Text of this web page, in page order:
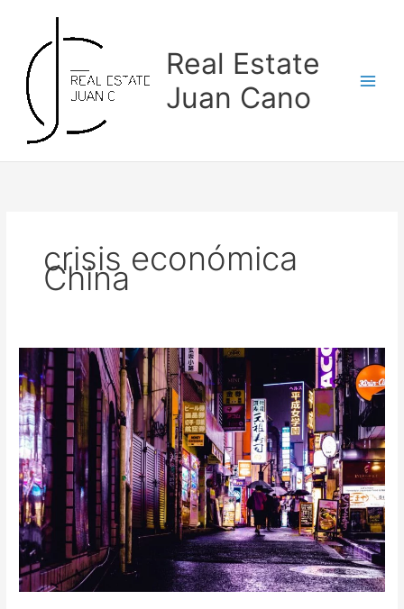
content
Real Estate
Juan Cano
crisis económica
China
Crisis
Inmobiliaria
China:
Las
consecuencias